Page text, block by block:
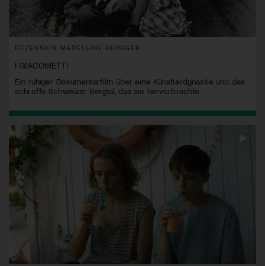
REZENSION MADELEINE HIRSIGER
I GIACOMETTI
Ein ruhiger Dokumentarfilm über eine Künstlerdynastie und das
schroffe Schweizer Bergtal, das sie hervorbrachte.